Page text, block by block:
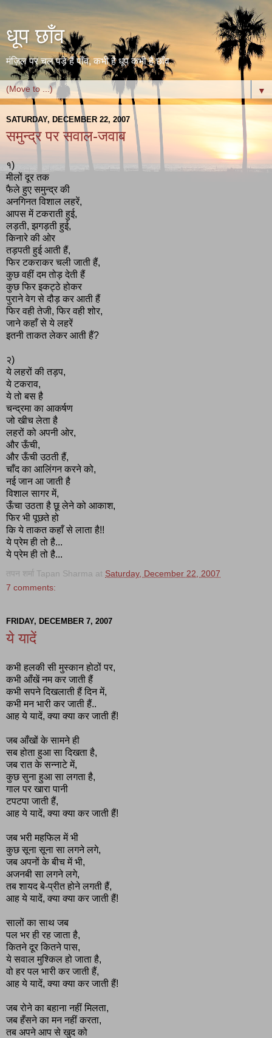
धूप छाँव
मंज़िल पर चल पड़े हैं पाँव, कभी है धूप कभी है छाँव
▼
SATURDAY, DECEMBER 22, 2007
समुन्द्र पर सवाल-जवाब
१)
मीलों दूर तक
फैले हुए समुन्द्र की
अनगिनत विशाल लहरें,
आपस में टकराती हुई,
लड़ती, झगड़ती हुई,
किनारे की ओर
तड़पती हुई आती हैं,
फिर टकराकर चली जाती हैं,
कुछ वहीं दम तोड़ देती हैं
कुछ फिर इकट्ठे होकर
पुराने वेग से दौड़ कर आती हैं
फिर वही तेजी, फिर वही शोर,
जाने कहाँ से ये लहरें
इतनी ताकत लेकर आती हैं?
२)
ये लहरों की तड़प,
ये टकराव,
ये तो बस है
चन्द्रमा का आकर्षण
जो खीच लेता है
लहरों को अपनी ओर,
और ऊँची,
और ऊँची उठती हैं,
चाँद का आलिंगन करने को,
नई जान आ जाती है
विशाल सागर में,
ऊँचा उठता है छू लेने को आकाश,
फिर भी पूछते हो
कि ये ताकत कहाँ से लाता है!!
ये प्रेम ही तो है...
ये प्रेम ही तो है...
तपन शर्मा Tapan Sharma at Saturday, December 22, 2007
7 comments:
FRIDAY, DECEMBER 7, 2007
ये यादें
कभी हलकी सी मुस्कान होठों पर,
कभी आँखें नम कर जाती हैं
कभी सपने दिखलाती हैं दिन में,
कभी मन भारी कर जाती हैं..
आह ये यादें, क्या क्या कर जाती हैं!
जब आँखों के सामने ही
सब होता हुआ सा दिखता है,
जब रात के सन्नाटे में,
कुछ सुना हुआ सा लगता है,
गाल पर खारा पानी
टपटपा जाती हैं,
आह ये यादें, क्या क्या कर जाती हैं!
जब भरी महफिल में भी
कुछ सूना सूना सा लगने लगे,
जब अपनों के बीच में भी,
अजनबी सा लगने लगे,
तब शायद बे-प्रीत होने लगती हैं,
आह ये यादें, क्या क्या कर जाती हैं!
सालों का साथ जब
पल भर ही रह जाता है,
कितने दूर कितने पास,
ये सवाल मुश्किल हो जाता है,
वो हर पल भारी कर जाती हैं,
आह ये यादें, क्या क्या कर जाती हैं!
जब रोने का बहाना नहीं मिलता,
जब हँसने का मन नहीं करता,
तब अपने आप से खुद को